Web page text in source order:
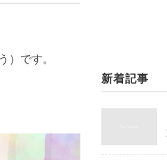
）です。
新着記事